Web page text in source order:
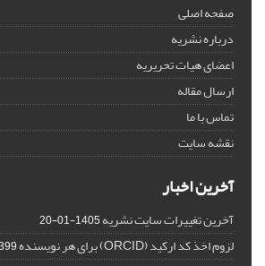
صفحه اصلی
درباره نشریه
اعضای هیات تحریریه
ارسال مقاله
تماس با ما
نقشه سایت
آخرین اخبار
آخرین تغییرات سایت نشریه1405-01-20
لزوم اخذ کد ارکید (ORCID) برای هر نویسنده 11-21